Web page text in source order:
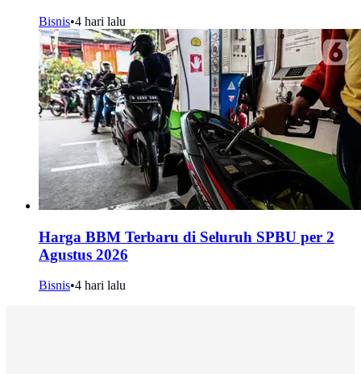
Bisnis•4 hari lalu
Harga BBM Terbaru di Seluruh SPBU per 2
Agustus 2026
Bisnis•4 hari lalu